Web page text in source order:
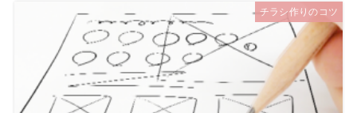
チラシ作りのコツ